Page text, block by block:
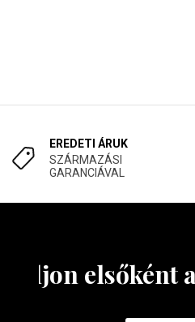
EREDETI ÁRUK
SZÁRMAZÁSI
GARANCIÁVAL
Tudjon elsőként